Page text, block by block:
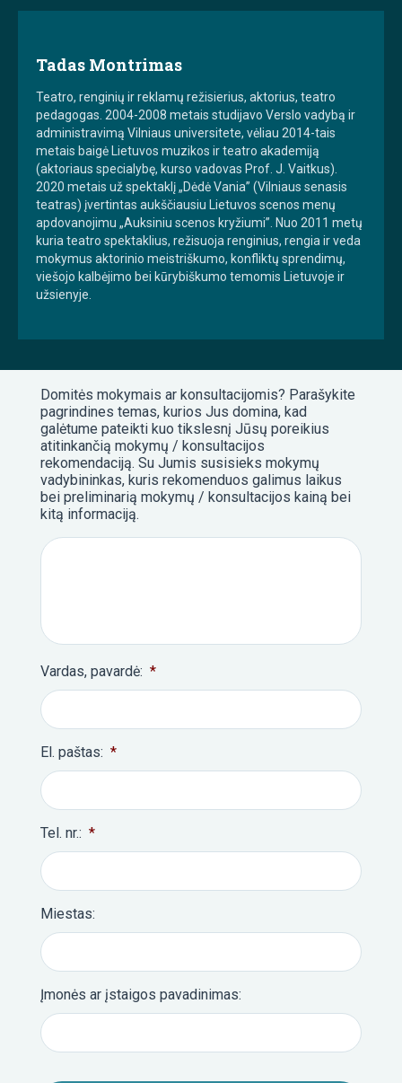
Tadas Montrimas
Teatro, renginių ir reklamų režisierius, aktorius, teatro
pedagogas. 2004-2008 metais studijavo Verslo vadybą ir
administravimą Vilniaus universitete, vėliau 2014-tais
metais baigė Lietuvos muzikos ir teatro akademiją
(aktoriaus specialybę, kurso vadovas Prof. J. Vaitkus).
2020 metais už spektaklį „Dėdė Vania” (Vilniaus senasis
teatras) įvertintas aukščiausiu Lietuvos scenos menų
apdovanojimu „Auksiniu scenos kryžiumi”. Nuo 2011 metų
kuria teatro spektaklius, režisuoja renginius, rengia ir veda
mokymus aktorinio meistriškumo, konfliktų sprendimų,
viešojo kalbėjimo bei kūrybiškumo temomis Lietuvoje ir
užsienyje.
Domitės mokymais ar konsultacijomis? Parašykite
pagrindines temas, kurios Jus domina, kad
galėtume pateikti kuo tikslesnį Jūsų poreikius
atitinkančią mokymų / konsultacijos
rekomendaciją. Su Jumis susisieks mokymų
vadybininkas, kuris rekomenduos galimus laikus
bei preliminarią mokymų / konsultacijos kainą bei
kitą informaciją.
Vardas, pavardė: *
El. paštas: *
Tel. nr.: *
Miestas:
Įmonės ar įstaigos pavadinimas: